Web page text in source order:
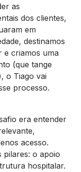
as
dos clientes,
em
destinamos
e criamos uma
(que tange
o Tiago vai
processo.
era entender
acesso.
pilares: o apoio
hospitalar.